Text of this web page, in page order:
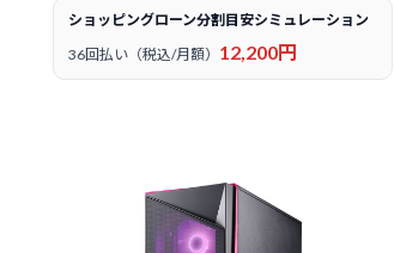
ショッピングローン分割目安シミュレーション
36回払い（税込/月額） 12,200円